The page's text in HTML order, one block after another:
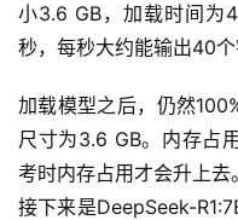
小3.6 GB，加载时间为
秒，每秒大约能输出40个
加载模型之后，仍然
尺寸为3.6 GB。内存占
考时内存占用才会升上去。
接下来是DeepSeek-